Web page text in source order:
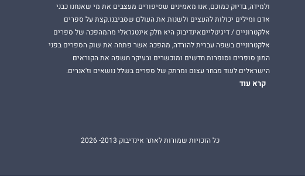
ולמידה, בדיוק כמוכם, אנו מאמינים שסיפורים מעצבים את מי שאנחנו כבני
אדם ומילים יכולות להעצים ולשנות את העולם שסביבנו.קצת על ספרים
אלקטרוניים / דיגיטלייםאינדיבוק היא חלק אינטגראלי מהמהפכה של ספרים
אלקטרוניים בשפה עברית להורדה, מהפכה אשר פתחה את שוק הספרים בפני
המון סופרים וסופרות חדשים ומוכשרים ובעיקר חשפה את הקוראים
הישראלים לעוד מבחר עצום ומרתק של ספרים בשלל נושאים וז'אנרים.
קרא עוד
כל הזכויות שמורות לאתר אינדיבוק 2013- 2026